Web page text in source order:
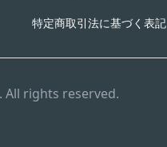
特定商取引法に基づく表記
All rights reserved.